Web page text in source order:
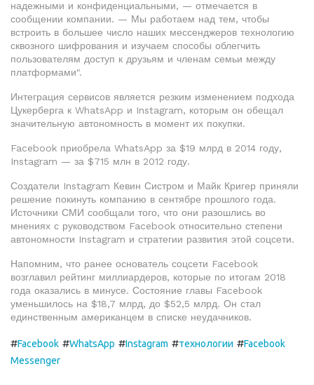
надежными и конфиденциальными, — отмечается в
сообщении компании. — Мы работаем над тем, чтобы
встроить в большее число наших мессенджеров технологию
сквозного шифрования и изучаем способы облегчить
пользователям доступ к друзьям и членам семьи между
платформами".
Интеграция сервисов является резким изменением подхода
Цукерберга к WhatsApp и Instagram, которым он обещал
значительную автономность в момент их покупки.
Facebook приобрела WhatsApp за $19 млрд в 2014 году,
Instagram — за $715 млн в 2012 году.
Создатели Instagram Кевин Систром и Майк Кригер приняли
решение покинуть компанию в сентябре прошлого года.
Источники СМИ сообщали того, что они разошлись во
мнениях с руководством Facebook относительно степени
автономности Instagram и стратегии развития этой соцсети.
Напомним, что ранее основатель соцсети Facebook
возглавил рейтинг миллиардеров, которые по итогам 2018
года оказались в минусе. Состояние главы Facebook
уменьшилось на $18,7 млрд, до $52,5 млрд. Он стал
единственным американцем в списке неудачников.
#Facebook #WhatsApp #Instagram #технологии #Facebook
Messenger